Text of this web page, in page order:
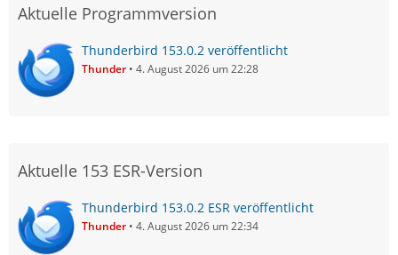
Aktuelle Programmversion
Thunderbird 153.0.2 veröffentlicht
Thunder 4. August 2026 um 22:28
Aktuelle 153 ESR-Version
Thunderbird 153.0.2 ESR veröffentlicht
Thunder 4. August 2026 um 22:34